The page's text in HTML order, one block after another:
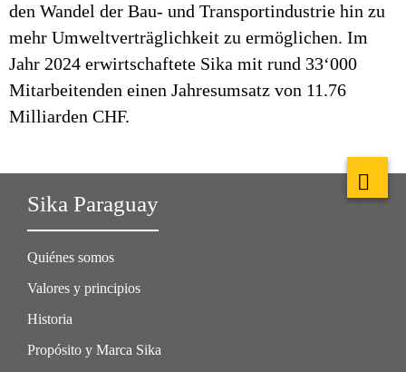
den Wandel der Bau- und Transportindustrie hin zu
mehr Umweltverträglichkeit zu ermöglichen. Im
Jahr 2024 erwirtschaftete Sika mit rund 33‘000
Mitarbeitenden einen Jahresumsatz von 11.76
Milliarden CHF.
Sika Paraguay
Quiénes somos
Valores y principios
Historia
Propósito y Marca Sika